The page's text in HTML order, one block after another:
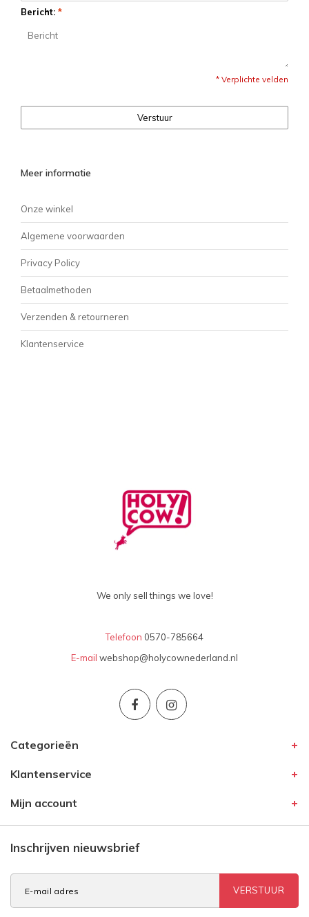
Bericht: *
* Verplichte velden
Verstuur
Meer informatie
Onze winkel
Algemene voorwaarden
Privacy Policy
Betaalmethoden
Verzenden & retourneren
Klantenservice
We only sell things we love!
Telefoon 0570-785664
E-mail webshop@holycownederland.nl
Categorieën
Klantenservice
Mijn account
Inschrijven nieuwsbrief
VERSTUUR